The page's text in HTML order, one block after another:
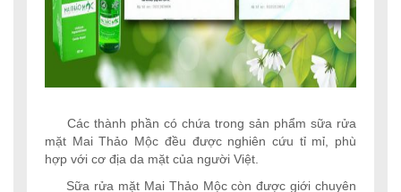
Các thành phần có chứa trong sản phẩm sữa rửa
mặt Mai Thảo Mộc đều được nghiên cứu tỉ mỉ, phù
hợp với cơ địa da mặt của người Việt.
Sữa rửa mặt Mai Thảo Mộc còn được giới chuyên